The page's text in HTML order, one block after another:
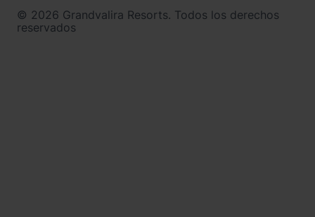
© 2026 Grandvalira Resorts. Todos los derechos
reservados